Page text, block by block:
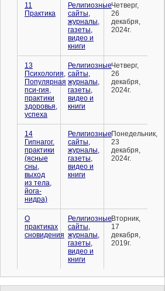
11
Практика
Религиозные
сайты,
журналы,
газеты,
видео и
книги
Четверг,
26
декабря,
2024г.
13
Психология,
Популярная
пси-гия,
практики
здоровья,
успеха
Религиозные
сайты,
журналы,
газеты,
видео и
книги
Четверг,
26
декабря,
2024г.
14
Гипнагог.
практики
(ясные
сны,
выход
из тела,
йога-
нидра)
Религиозные
сайты,
журналы,
газеты,
видео и
книги
Понедельник,
23
декабря,
2024г.
О
практиках
сновидения
Религиозные
сайты,
журналы,
газеты,
видео и
книги
Вторник,
17
декабря,
2019г.